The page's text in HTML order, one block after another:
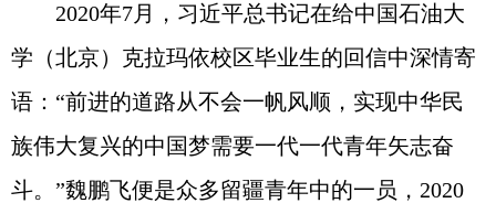
2020年7月，习近平总书记在给中国石油大
学（北京）克拉玛依校区毕业生的回信中深情寄
语：“前进的道路从不会一帆风顺，实现中华民
族伟大复兴的中国梦需要一代一代青年矢志奋
斗。”魏鹏飞便是众多留疆青年中的一员，2020